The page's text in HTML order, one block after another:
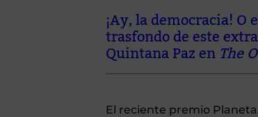
¡Ay, la democracia!
trasfondo de este
Quintana Paz en The
El reciente premio